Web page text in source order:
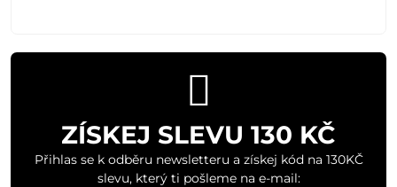
ZÍSKEJ SLEVU 130 KČ
Přihlas se k odběru newsletteru a získej kód na 130KČ
slevu, který ti pošleme na e-mail: